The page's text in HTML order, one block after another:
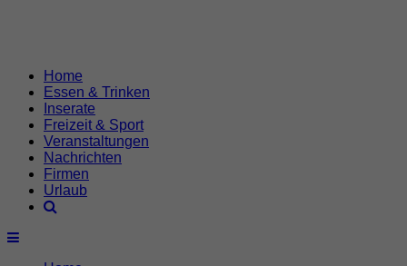
Home
Essen & Trinken
Inserate
Freizeit & Sport
Veranstaltungen
Nachrichten
Firmen
Urlaub